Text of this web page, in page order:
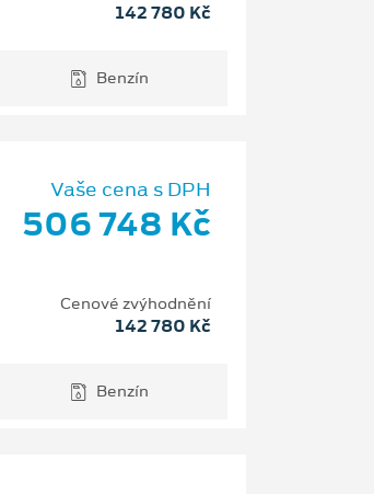
142 780 Kč
Benzín
Vaše cena s DPH
506 748 Kč
Cenové zvýhodnění
142 780 Kč
Benzín